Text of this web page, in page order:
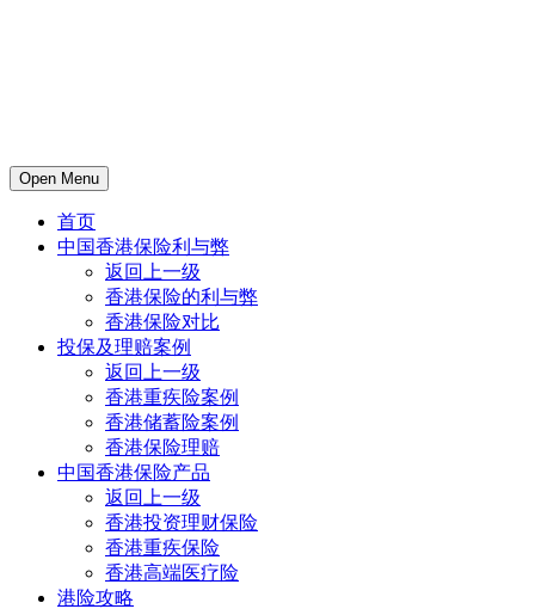
Open Menu
首页
中国香港保险利与弊
返回上一级
香港保险的利与弊
香港保险对比
投保及理赔案例
返回上一级
香港重疾险案例
香港储蓄险案例
香港保险理赔
中国香港保险产品
返回上一级
香港投资理财保险
香港重疾保险
香港高端医疗险
港险攻略